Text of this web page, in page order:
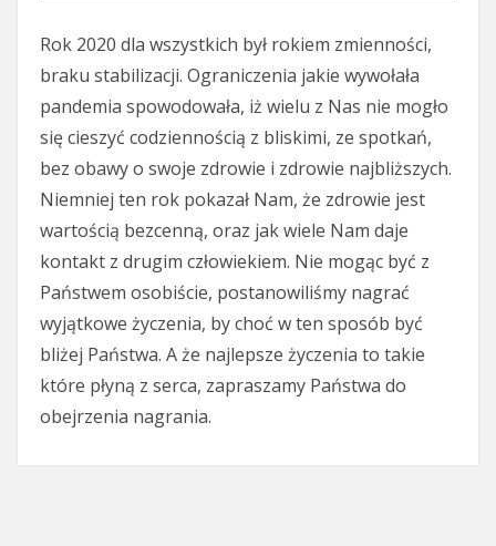
Rok 2020 dla wszystkich był rokiem zmienności,
braku stabilizacji. Ograniczenia jakie wywołała
pandemia spowodowała, iż wielu z Nas nie mogło
się cieszyć codziennością z bliskimi, ze spotkań,
bez obawy o swoje zdrowie i zdrowie najbliższych.
Niemniej ten rok pokazał Nam, że zdrowie jest
wartością bezcenną, oraz jak wiele Nam daje
kontakt z drugim człowiekiem. Nie mogąc być z
Państwem osobiście, postanowiliśmy nagrać
wyjątkowe życzenia, by choć w ten sposób być
bliżej Państwa. A że najlepsze życzenia to takie
które płyną z serca, zapraszamy Państwa do
obejrzenia nagrania.